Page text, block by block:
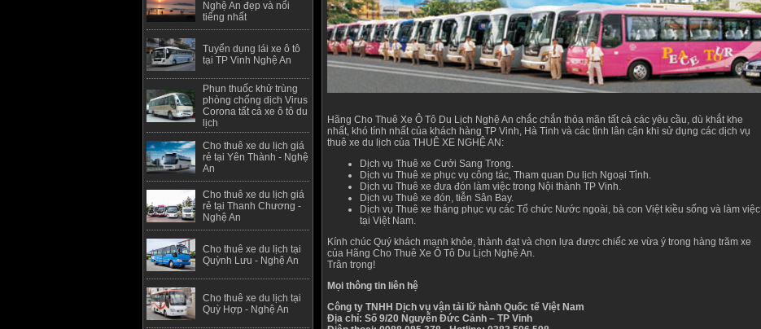
Nghệ An đẹp và nổi
tiếng nhất
Tuyển dụng lái xe ô tô
tại TP Vinh Nghệ An
Phun thuốc khử trùng
phòng chống dịch Virus
Corona tất cả xe ô tô du
lịch
Cho thuê xe du lịch giá
rẻ tại Yên Thành - Nghệ
An
Cho thuê xe du lịch giá
rẻ tại Thanh Chương -
Nghệ An
Cho thuê xe du lịch tại
Quỳnh Lưu - Nghệ An
Cho thuê xe du lịch tại
Quỳ Hợp - Nghệ An
Hãng Cho Thuê Xe Ô Tô Du Lịch Nghệ An chắc chắn thỏa mãn tất cả các yêu cầu, dù khắt khe
nhất, khó tính nhất của khách hàng TP Vinh, Hà Tinh và các tỉnh lân cận khi sử dụng các dịch vụ
thuê xe du lịch của THUÊ XE NGHỆ AN:
Dịch vụ Thuê xe Cưới Sang Trọng.
Dịch vu Thuê xe phục vụ công tác, Tham quan Du lịch Ngoại Tỉnh.
Dịch vu Thuê xe đưa đón làm việc trong Nội thành TP Vinh.
Dịch vụ Thuê xe đón, tiễn Sân Bay.
Dịch vụ Thuê xe tháng phục vụ các Tổ chức Nước ngoài, bà con Việt kiều sống và làm việc
tại Việt Nam.
Kính chúc Quý khách mạnh khỏe, thành đạt và chọn lựa được chiếc xe vừa ý trong hàng trăm xe
của Hãng Cho Thuê Xe Ô Tô Du Lịch Nghệ An.
Trân trọng!
Mọi thông tin liên hệ
Công ty TNHH Dịch vụ vận tải lữ hành Quốc tế Việt Nam
Địa chỉ: Số 9/20 Nguyễn Đức Cảnh – TP Vinh